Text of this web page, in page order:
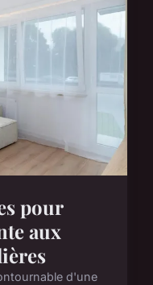
pour
aux
d'une